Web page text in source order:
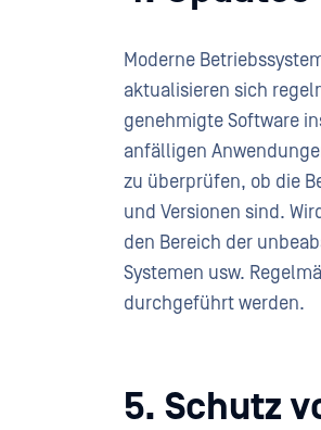
Moderne
aktualisieren sich
genehmigte Software
anfälligen
zu überprüfen, ob die
und Versionen sind.
den Bereich der
Systemen usw.
durchgeführt werden.
5. Schutz